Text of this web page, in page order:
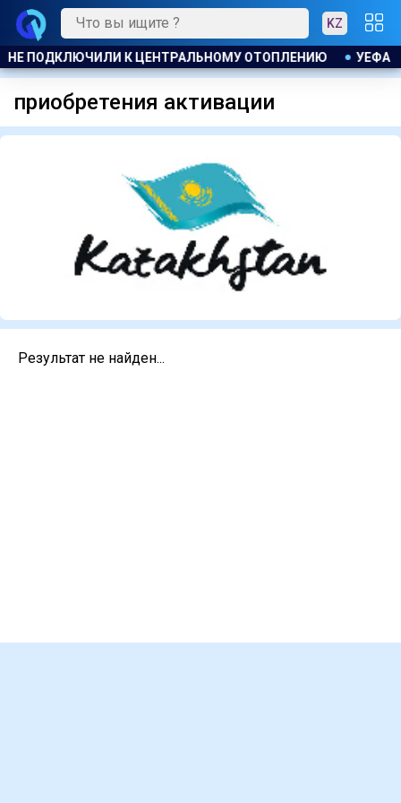
KZ
ПОДКЛЮЧИЛИ К ЦЕНТРАЛЬНОМУ ОТОПЛЕНИЮ УЕФА
приобретения активации
Результат не найден...